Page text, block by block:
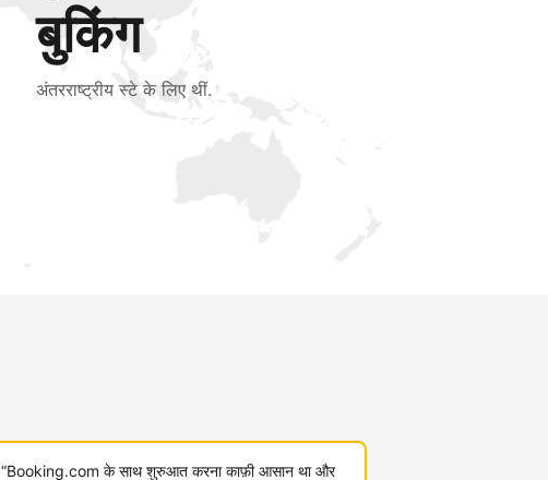
बुकिंग
अंतरराष्ट्रीय स्टे के लिए थीं.
“Booking.com के साथ शुरुआत करना काफ़ी आसान था और